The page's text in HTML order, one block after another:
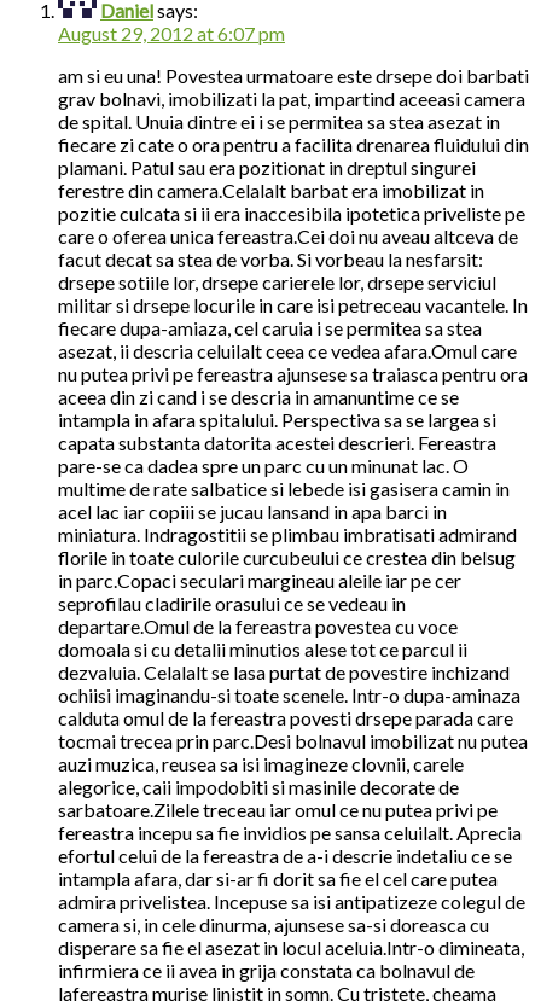
Danielsays:
August 29, 2012 at 6:07 pm
am si eu una! Povestea urmatoare este drsepe doi barbati
grav bolnavi, imobilizati la pat, impartind aceeasi camera
de spital. Unuia dintre ei i se permitea sa stea asezat in
fiecare zi cate o ora pentru a facilita drenarea fluidului din
plamani. Patul sau era pozitionat in dreptul singurei
ferestre din camera.Celalalt barbat era imobilizat in
pozitie culcata si ii era inaccesibila ipotetica priveliste pe
care o oferea unica fereastra.Cei doi nu aveau altceva de
facut decat sa stea de vorba. Si vorbeau la nesfarsit:
drsepe sotiile lor, drsepe carierele lor, drsepe serviciul
militar si drsepe locurile in care isi petreceau vacantele. In
fiecare dupa-amiaza, cel caruia i se permitea sa stea
asezat, ii descria celuilalt ceea ce vedea afara.Omul care
nu putea privi pe fereastra ajunsese sa traiasca pentru ora
aceea din zi cand i se descria in amanuntime ce se
intampla in afara spitalului. Perspectiva sa se largea si
capata substanta datorita acestei descrieri. Fereastra
pare-se ca dadea spre un parc cu un minunat lac. O
multime de rate salbatice si lebede isi gasisera camin in
acel lac iar copiii se jucau lansand in apa barci in
miniatura. Indragostitii se plimbau imbratisati admirand
florile in toate culorile curcubeului ce crestea din belsug
in parc.Copaci seculari margineau aleile iar pe cer
seprofilau cladirile orasului ce se vedeau in
departare.Omul de la fereastra povestea cu voce
domoala si cu detalii minutios alese tot ce parcul ii
dezvaluia. Celalalt se lasa purtat de povestire inchizand
ochiisi imaginandu-si toate scenele. Intr-o dupa-aminaza
calduta omul de la fereastra povesti drsepe parada care
tocmai trecea prin parc.Desi bolnavul imobilizat nu putea
auzi muzica, reusea sa isi imagineze clovnii, carele
alegorice, caii impodobiti si masinile decorate de
sarbatoare.Zilele treceau iar omul ce nu putea privi pe
fereastra incepu sa fie invidios pe sansa celuilalt. Aprecia
efortul celui de la fereastra de a-i descrie indetaliu ce se
intampla afara, dar si-ar fi dorit sa fie el cel care putea
admira privelistea. Incepuse sa isi antipatizeze colegul de
camera si, in cele dinurma, ajunsese sa-si doreasca cu
disperare sa fie el asezat in locul aceluia.Intr-o dimineata,
infirmiera ce ii avea in grija constata ca bolnavul de
lafereastra murise linistit in somn. Cu tristete, cheama